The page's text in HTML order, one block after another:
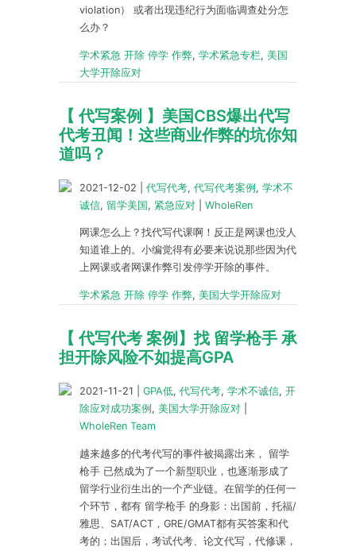
violation） 或者出现违纪行为面临调查处分怎
么办？
学术紧急 开除 停学 作弊, 学术紧急专栏, 美国
大学开除应对
【 代写案例 】美国CBS爆出代写
代考丑闻！这些商业作弊的坑你知
道吗？
2021-12-02 代写代考, 代写代考案例, 学术不
诚信, 留学美国, 紧急应对 WholeRen
网课怎么上？找代写代课啊！反正是网课也没人
知道谁上的。小编觉得有必要来说说那些因为代
上网课或者网课作弊引发停学开除的事件。
学术紧急 开除 停学 作弊, 美国大学开除应对
【 代写代考 案例】找 留学枪手 承
担开除风险不如提高GPA
2021-11-21 GPA低, 代写代考, 学术不诚信, 开
除应对成功案例 , 美国大学开除应对
WholeRen Team
越来越多的代考代写的事件被揭露出来， 留学
枪手 已然成为了一个新型职业，也逐渐形成了
留学行业衍生出的一个产业链。在留学的任何一
个环节，都有 留学枪手 的身影：出国前，托福/
雅思、SAT/ACT，GRE/GMAT都有买答案和代
考的；出国后，考试代考、论文代写，代修课，